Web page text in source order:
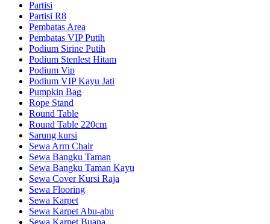
Partisi
Partisi R8
Pembatas Area
Pembatas VIP Putih
Podium Sirine Putih
Podium Stenlest Hitam
Podium Vip
Podium VIP Kayu Jati
Pumpkin Bag
Rope Stand
Round Table
Round Table 220cm
Sarung kursi
Sewa Arm Chair
Sewa Bangku Taman
Sewa Bangku Taman Kayu
Sewa Cover Kursi Raja
Sewa Flooring
Sewa Karpet
Sewa Karpet Abu-abu
Sewa Karpet Buana